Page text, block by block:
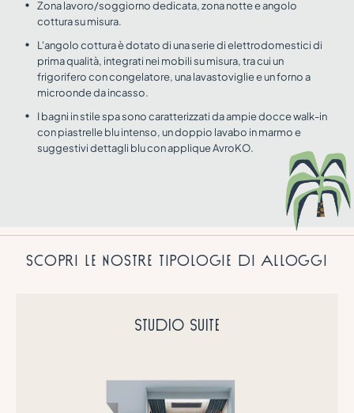
Zona lavoro/soggiorno dedicata, zona notte e angolo
cottura su misura.
L'angolo cottura è dotato di una serie di elettrodomestici di
prima qualità, integrati nei mobili su misura, tra cui un
frigorifero con congelatore, una lavastoviglie e un forno a
microonde da incasso.
I bagni in stile spa sono caratterizzati da ampie docce walk-in
con piastrelle blu intenso, un doppio lavabo in marmo e
suggestivi dettagli blu con applique AvroKO.
SCOPRI LE NOSTRE TIPOLOGIE DI ALLOGGI
studio SUITE